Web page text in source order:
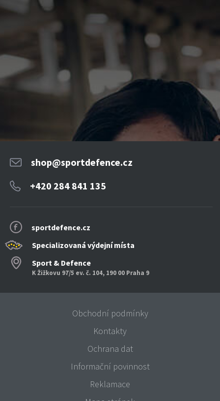
sportdefence.cz
Specializovaná výdejní místa
Sport & Defence
K Žižkovu 97/5 ev. č. 104, 190 00 Praha 9
shop@sportdefence.cz
+420 284 841 135
Obchodní podmínky
Kontakty
Ochrana dat
Informační povinnost
Reklamace